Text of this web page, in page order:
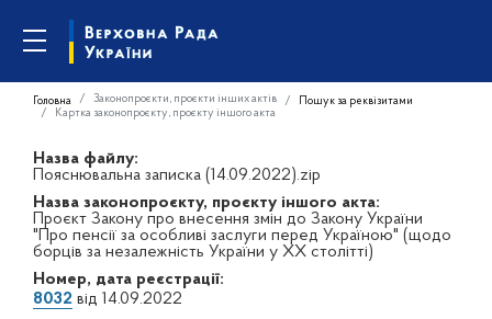
Головна Законопроєкти, проєкти інших актів
Пошук за реквізитами
Картка законопроєкту, проєкту іншого акта
Назва файлу:
Пояснювальна записка (14.09.2022).zip
Назва законопроєкту, проєкту іншого акта:
Проєкт Закону про внесення змін до Закону України
"Про пенсії за особливі заслуги перед Україною" (щодо
борців за незалежність України у XX столітті)
Номер, дата реєстрації:
8032 від 14.09.2022